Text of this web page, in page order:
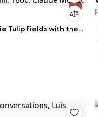
Tulip Fields with the
1886, Claude Monet